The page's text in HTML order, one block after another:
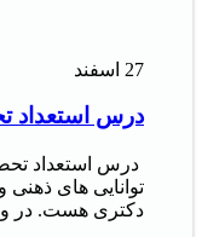
27 اسفند
درس استعداد
درس استعداد
توانایی های
دکتری هست. در